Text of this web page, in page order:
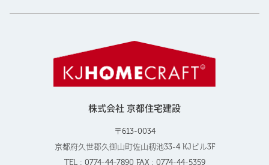
株式会社 京都住宅建設
〒613-0034
京都府久世郡久御山町佐山籾池33-4 KJビル3F
TEL : 0774-44-7890 FAX : 0774-44-5359